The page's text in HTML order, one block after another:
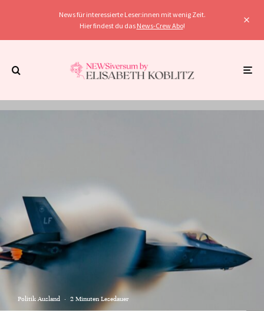
News für interessierte Leser:innen mit wenig Zeit.
Hier findest du das News-Crew Abo!
Politik Ausland · 2 Minuten Lesedauer